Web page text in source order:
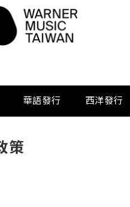
華語發行 西洋發行
策